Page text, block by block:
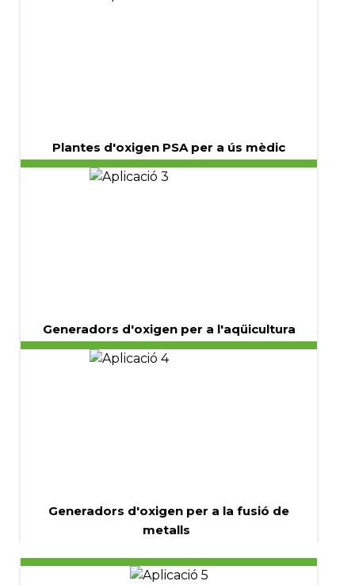
Plantes d'oxigen PSA per a ús mèdic
Generadors d'oxigen per a l'aqüicultura
Generadors d'oxigen per a la fusió de
metalls